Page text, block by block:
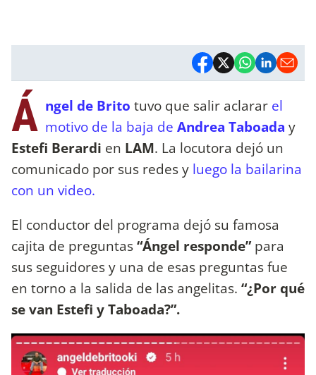
Á ngel de Brito tuvo que salir aclarar el
motivo de la baja de Andrea Taboada y
Estefi Berardi en LAM. La locutora dejó un
comunicado por sus redes y luego la bailarina
con un video.
El conductor del programa dejó su famosa
cajita de preguntas“Ángel responde”para
sus seguidores y una de esas preguntas fue
en torno a la salida de las angelitas. “¿Por qué
se van Estefi y Taboada?”.